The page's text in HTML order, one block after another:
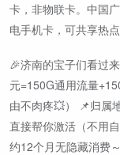
卡，非物联卡。中国
电手机卡，可共享热
🎉济南的宝子们看过
元=150G通用流量
由不肉疼💥） 📌归属
直接帮你激活（不用
约12个月无隐藏消费